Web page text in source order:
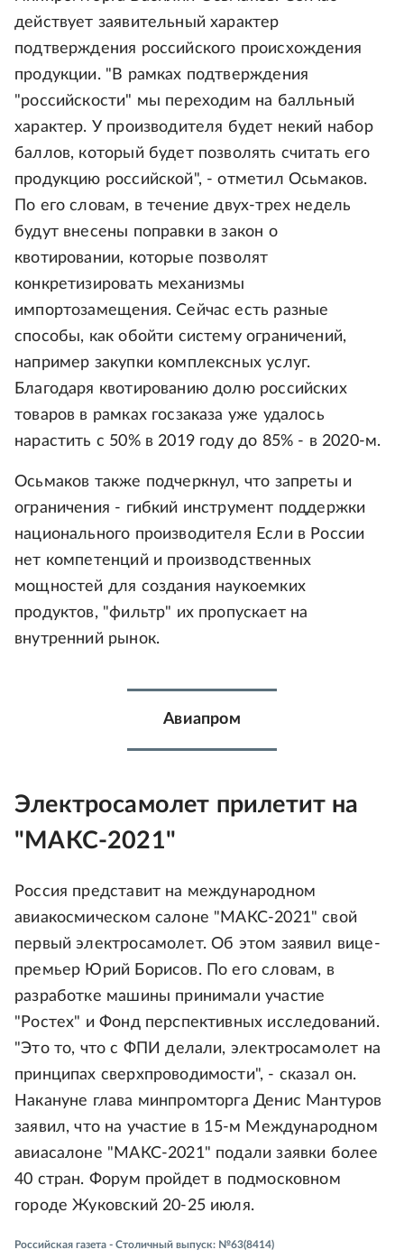
действует заявительный характер
подтверждения российского происхождения
продукции. "В рамках подтверждения
"российскости" мы переходим на балльный
характер. У производителя будет некий набор
баллов, который будет позволять считать его
продукцию российской", - отметил Осьмаков.
По его словам, в течение двух-трех недель
будут внесены поправки в закон о
квотировании, которые позволят
конкретизировать механизмы
импортозамещения. Сейчас есть разные
способы, как обойти систему ограничений,
например закупки комплексных услуг.
Благодаря квотированию долю российских
товаров в рамках госзаказа уже удалось
нарастить с 50% в 2019 году до 85% - в 2020-м.
Осьмаков также подчеркнул, что запреты и
ограничения - гибкий инструмент поддержки
национального производителя Если в России
нет компетенций и производственных
мощностей для создания наукоемких
продуктов, "фильтр" их пропускает на
внутренний рынок.
Авиапром
Электросамолет прилетит на
"МАКС-2021"
Россия представит на международном
авиакосмическом салоне "МАКС-2021" свой
первый электросамолет. Об этом заявил вице-
премьер Юрий Борисов. По его словам, в
разработке машины принимали участие
"Ростех" и Фонд перспективных исследований.
"Это то, что с ФПИ делали, электросамолет на
принципах сверхпроводимости", - сказал он.
Накануне глава минпромторга Денис Мантуров
заявил, что на участие в 15-м Международном
авиасалоне "МАКС-2021" подали заявки более
40 стран. Форум пройдет в подмосковном
городе Жуковский 20-25 июля.
Российская газета - Столичный выпуск: №63(8414)